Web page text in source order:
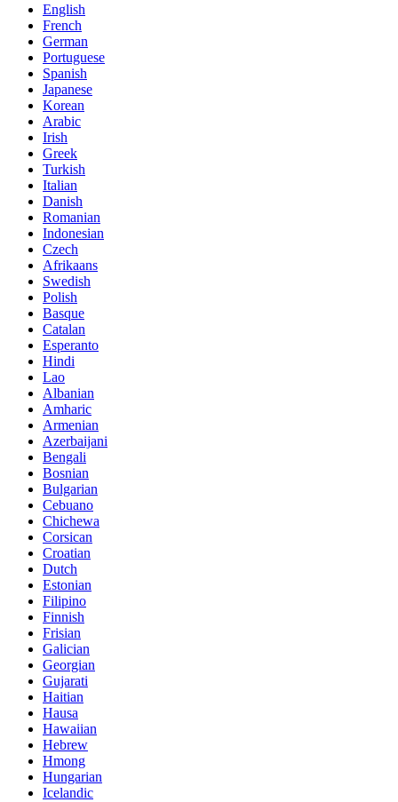
English
French
German
Portuguese
Spanish
Japanese
Korean
Arabic
Irish
Greek
Turkish
Italian
Danish
Romanian
Indonesian
Czech
Afrikaans
Swedish
Polish
Basque
Catalan
Esperanto
Hindi
Lao
Albanian
Amharic
Armenian
Azerbaijani
Bengali
Bosnian
Bulgarian
Cebuano
Chichewa
Corsican
Croatian
Dutch
Estonian
Filipino
Finnish
Frisian
Galician
Georgian
Gujarati
Haitian
Hausa
Hawaiian
Hebrew
Hmong
Hungarian
Icelandic